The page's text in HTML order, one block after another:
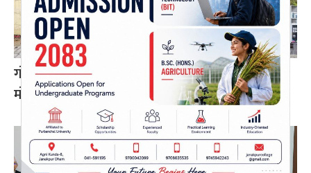
गोरखामा पहिरो : पेट्रोल पम्प र घरमा क्षति, पाँच
मोटरसाइकल पुरिए